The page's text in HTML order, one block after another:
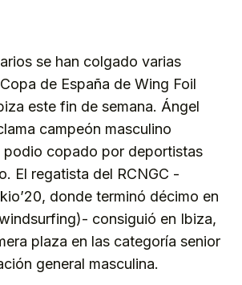
se han colgado varias
de España de Wing Foil
este fin de semana. Ángel
campeón masculino
podio copado por deportistas
El regatista del RCNGC -
donde terminó décimo en
consiguió en Ibiza,
plaza en las categoría senior
general masculina.